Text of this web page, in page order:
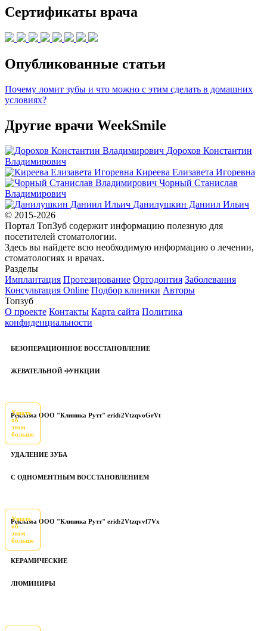
Сертификаты врача
Опубликованные статьи
Почему ломит зубы и что можно с этим сделать в домашних
условиях?
Другие врачи WeekSmile
Дорохов Константин
Владимирович
Киреева Елизавета Игоревна
Чорный Станислав
Владимирович
Данилушкин Даниил Ильич
© 2015-2026
Портал ТопЗуб содержит информацию полезную для
посетителей стоматологии.
Здесь вы найдете всю необходимую информацию о лечении,
стоматологиях и врачах.
Разделы
Имплантация Протезирование Ортодонтия Заболевания
Консультация Online Подбор клиники Авторы
Топзуб
О проекте Контакты Карта сайта Политика
конфиденциальности
БЕЗОПЕРАЦИОННОЕ ВОССТАНОВЛЕНИЕ
ЖЕВАТЕЛЬНОЙ ФУНКЦИИ
Реклама ООО "Клиника Рутт" erid:2VtzqvoGrVt
Узнать
об
этом
больше
УДАЛЕНИЕ ЗУБА
С ОДНОМЕНТНЫМ ВОССТАНОВЛЕНИЕМ
Реклама ООО "Клиника Рутт" erid:2Vtzqvvf7Vx
Узнать
об
этом
больше
КЕРАМИЧЕСКИЕ
ЛЮМИНИРЫ